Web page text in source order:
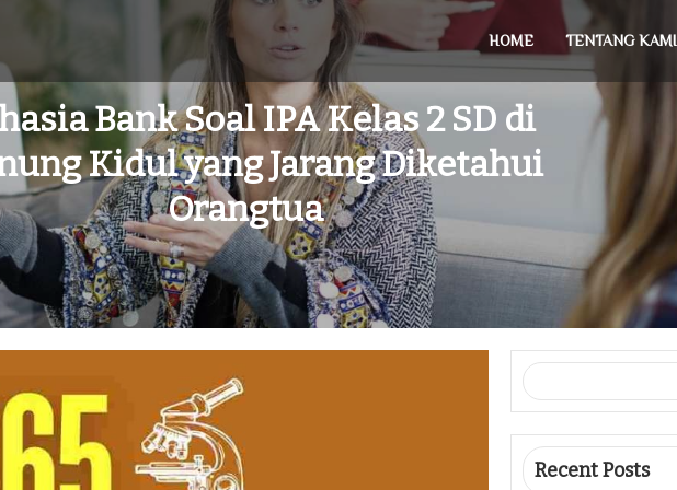
HOME TENTANG KAMI
Bank Soal IPA Kelas 2 SD di
Kidul yang Jarang Diketahui
Orangtua
Recent Posts